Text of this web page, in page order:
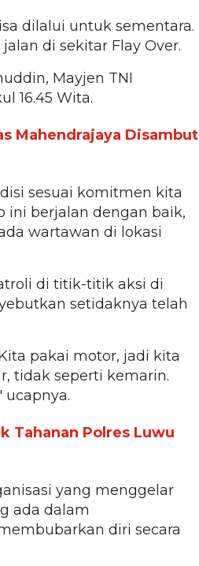
dilalui untuk sementara.
di sekitar Flay Over.
Mayjen TNI
16.45 Wita.
Mahendrajaya Disambut
sesuai komitmen kita
ini berjalan dengan baik,
wartawan di lokasi
di titik-titik aksi di
setidaknya telah
pakai motor, jadi kita
tidak seperti kemarin.
Tahanan Polres Luwu
yang menggelar
ada dalam
diri secara